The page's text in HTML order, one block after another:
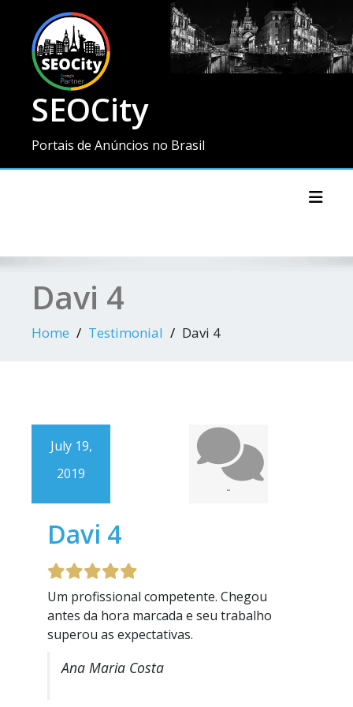
SEOCity
Portais de Anúncios no Brasil
Davi 4
Home Testimonial Davi 4
July 19,
2019
-
Davi 4
Um profissional competente. Chegou
antes da hora marcada e seu trabalho
superou as expectativas.
Ana Maria Costa